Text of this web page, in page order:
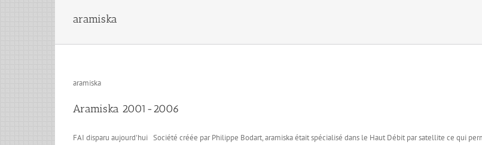
aramiska
aramiska
Aramiska 2001-2006
FAI disparu aujourd'hui Société créée par Philippe Bodart, aramiska était spécialisé dans le Haut Débit par satellite ce qui